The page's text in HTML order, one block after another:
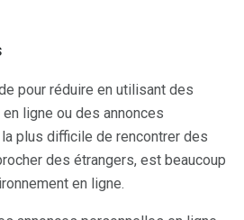
pour réduire en utilisant des
ligne ou des annonces
plus difficile de rencontrer des
des étrangers, est beaucoup
en ligne.